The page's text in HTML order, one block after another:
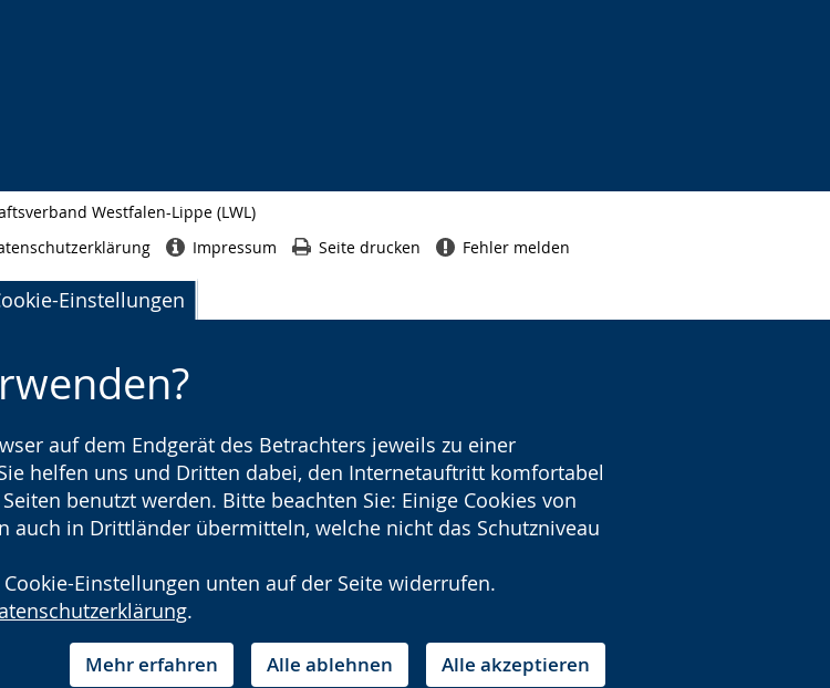
Einstellungen
auf dem Endgerät des Betrachters jeweils zu einer
helfen uns und Dritten dabei, den Internetauftritt komfortabel
benutzt werden. Bitte beachten Sie: Einige Cookies von
auch in Drittländer übermitteln, welche nicht das Schutzniveau
Einstellungen unten auf der Seite widerrufen.
.
Alle akzeptieren
Alle ablehnen
Mehr erfahren
Westfalen-Lippe (LWL)
Impressum Seite drucken Fehler melden